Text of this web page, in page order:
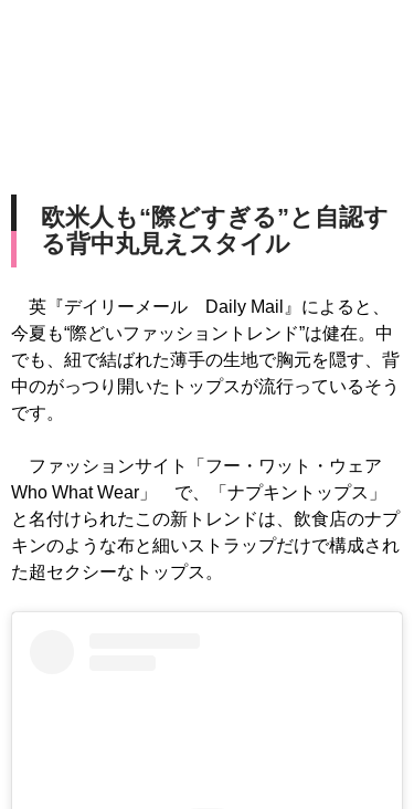
欧米人も“際どすぎる”と自認す
る背中丸見えスタイル
英『デイリーメール Daily Mail』によると、
今夏も“際どいファッショントレンド”は健在。中
でも、紐で結ばれた薄手の生地で胸元を隠す、背
中のがっつり開いたトップスが流行っているそう
です。
ファッションサイト「フー・ワット・ウェア
Who What Wear」 で、「ナプキントップス」
と名付けられたこの新トレンドは、飲食店のナプ
キンのような布と細いストラップだけで構成され
た超セクシーなトップス。